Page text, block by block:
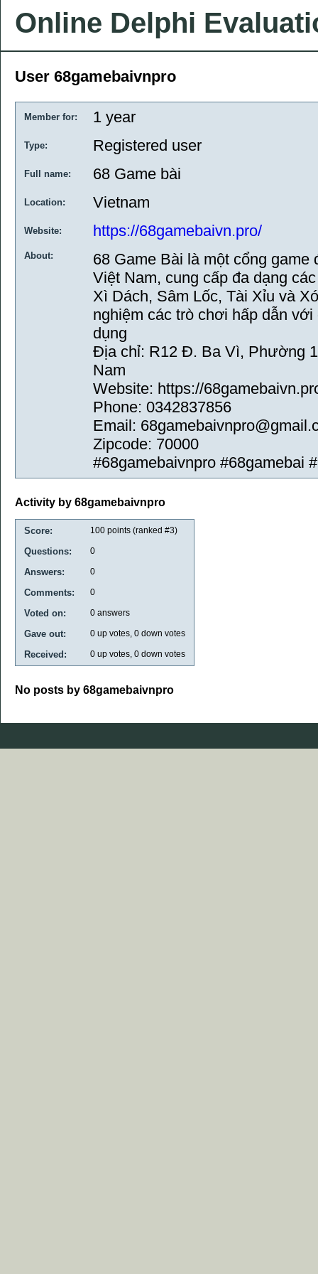
Online Delphi
User 68gamebaivnpro
Member for: 1 year
Type: Registered user
Full name: 68 Game bài
Location: Vietnam
Website: https://68gamebaivn.pro/
About:
68 Game Bài là một cổng
Việt Nam, cung cấp đa dạng
Xì Dách, Sâm Lốc, Tài Xỉu và
nghiệm các trò chơi hấp dẫn
dụng
Địa chỉ: R12 Đ. Ba Vì, Phường
Nam
Website: https://
Phone: 0342837856
Email:
Zipcode: 70000
#68gamebaivnpro #68gamebai
Activity by 68gamebaivnpro
Score: 100 points (ranked #3)
Questions: 0
Answers: 0
Comments: 0
Voted on: 0 answers
Gave out: 0 up votes, 0 down votes
Received: 0 up votes, 0 down votes
No posts by 68gamebaivnpro